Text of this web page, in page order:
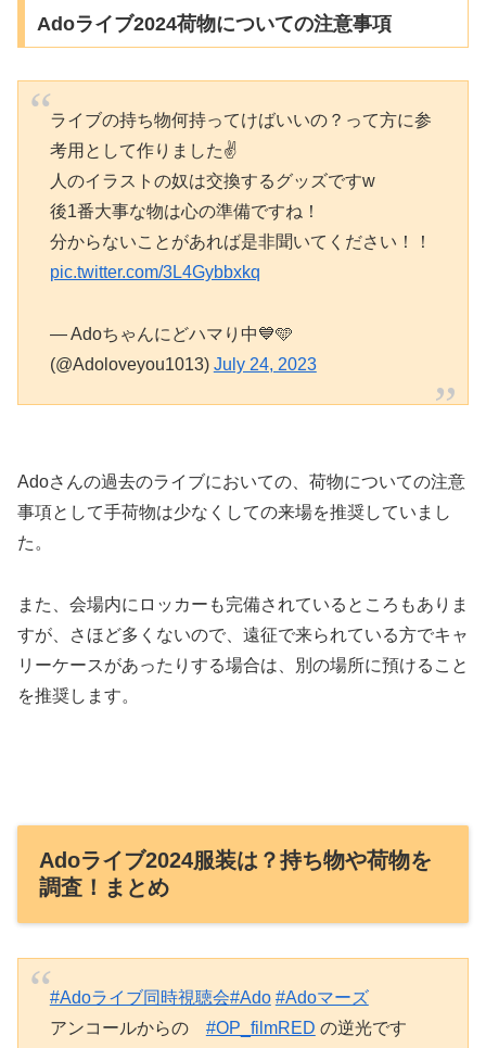
Adoライブ2024荷物についての注意事項
ライブの持ち物何持ってけばいいの？って方に参
考用として作りました✌️
人のイラストの奴は交換するグッズですw
後1番大事な物は心の準備ですね！
分からないことがあれば是非聞いてください！！
pic.twitter.com/3L4Gybbxkq
— Adoちゃんにどハマり中️💙️🩵
(@Adoloveyou1013) July 24, 2023
Adoさんの過去のライブにおいての、荷物についての注意
事項として手荷物は少なくしての来場を推奨していまし
た。
また、会場内にロッカーも完備されているところもありま
すが、さほど多くないので、遠征で来られている方でキャ
リーケースがあったりする場合は、別の場所に預けること
を推奨します。
Adoライブ2024服装は？持ち物や荷物を
調査！まとめ
#Adoライブ同時視聴会#Ado #Adoマーズ
アンコールからの #OP_filmRED の逆光です